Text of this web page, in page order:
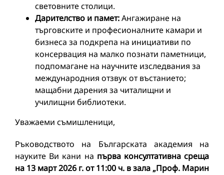
световните столици.
Дарителство и памет:Ангажиране на
търговските и професионалните камари и
бизнеса за подкрепа на инициативи по
консервация на малко познати паметници,
подпомагане на научните изследвания за
международния отзвук от въстанието;
мащабни дарения за читалищни и
училищни библиотеки.
Уважаеми съмишленици,
Ръководството на Българската академия на
науките Ви кани на първа консултативна среща
на 13 март 2026 г. от 11:00 ч. в зала „Проф. Марин